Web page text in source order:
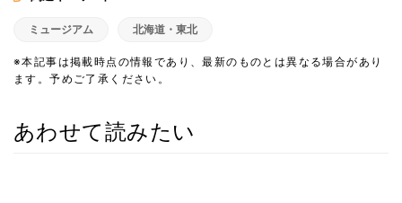
ミュージアム 北海道・東北
※本記事は掲載時点の情報であり、最新のものとは異なる場合があり
ます。予めご了承ください。
あわせて読みたい